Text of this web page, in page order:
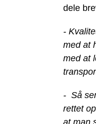
dele
-
med at
med at
- Så
rettet
at man